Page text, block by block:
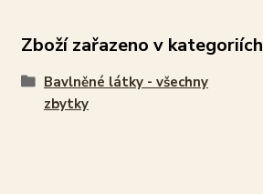
Zboží zařazeno v kategoriích
Bavlněné látky - všechny
zbytky